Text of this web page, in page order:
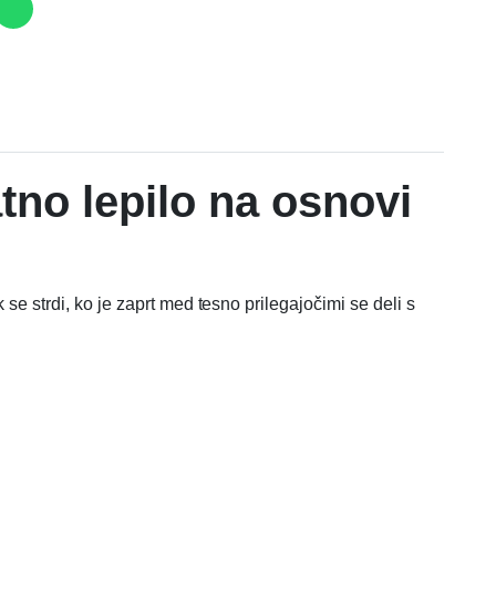
lepilo na osnovi
strdi, ko je zaprt med tesno prilegajočimi se deli s